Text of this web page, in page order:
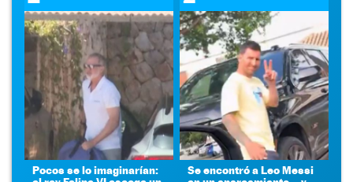
Pocos se lo imaginarían:
Se encontró a Leo Messi